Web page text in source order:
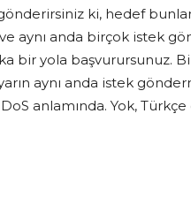
ki, hedef
aynı anda birçok istek
bir yola başvurursunuz.
aynı anda istek
anlamında. Yok,